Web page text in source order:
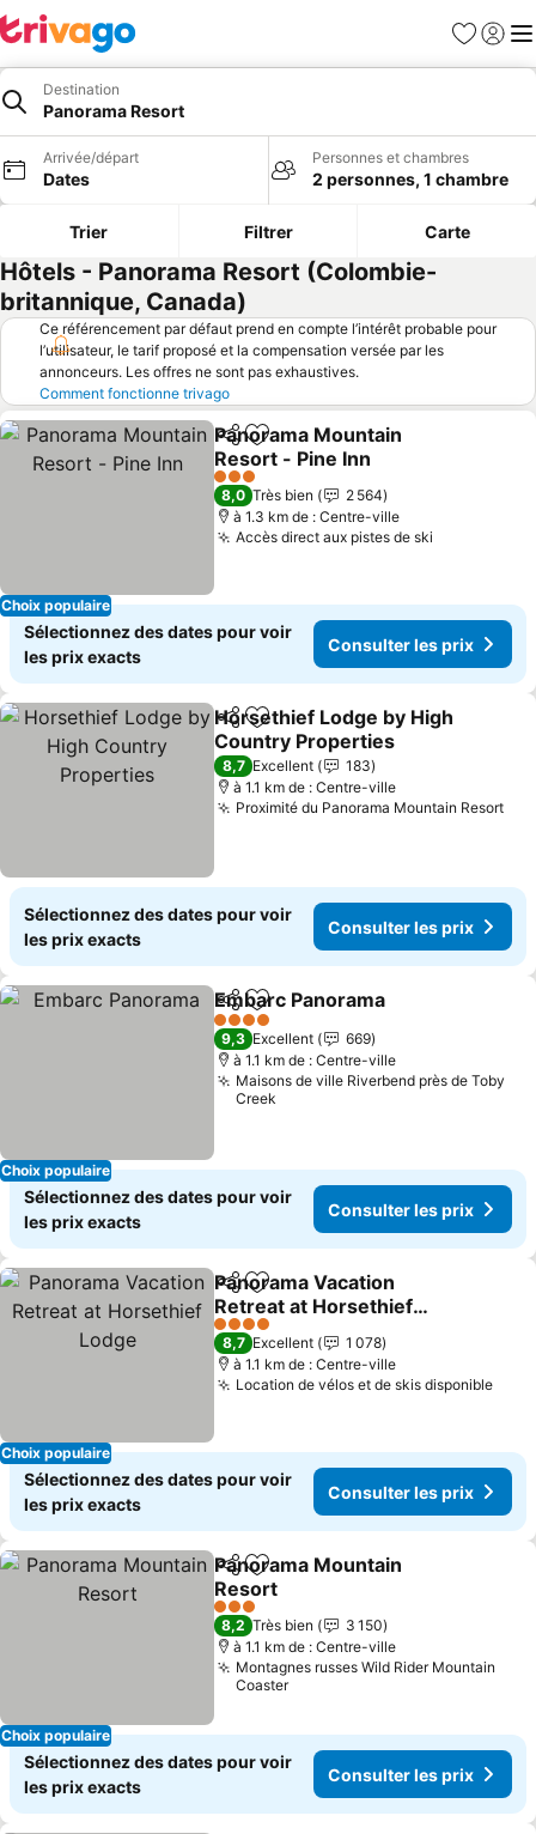
Favoris
Se
Destination
Panorama Resort
Arrivée/départ
Dates
Personnes et chambres
2 personnes, 1 chambre
Trier Filtrer Carte
Hôtels - Panorama Resort (Colombie-
britannique, Canada)
Ce référencement par défaut prend en compte l’intérêt probable pour
l’utilisateur, le tarif proposé et la compensation versée par les
annonceurs. Les offres ne sont pas exhaustives.
Comment fonctionne trivago
Choix populaire
PartagerAjouter à mes favoris
Panorama Mountain
Resort - Pine Inn
3 Étoiles
8,0 Très bien
2 564
à 1.3 km de : Centre-ville
Accès direct aux pistes de ski
Sélectionnez des dates pour voir
les prix exacts
Consulter les prix
PartagerAjouter à mes favoris
Horsethief Lodge by High
Country Properties
8,7 Excellent
183
à 1.1 km de : Centre-ville
Proximité du Panorama Mountain Resort
Sélectionnez des dates pour voir
les prix exacts
Consulter les prix
Choix populaire
PartagerAjouter à mes favoris
Embarc Panorama
4 Étoiles
9,3 Excellent
669
à 1.1 km de : Centre-ville
Maisons de ville Riverbend près de Toby
Creek
Sélectionnez des dates pour voir
les prix exacts
Consulter les prix
Choix populaire
PartagerAjouter à mes favoris
Panorama Vacation
Retreat at Horsethief
Lodge
4 Étoiles
8,7 Excellent
1 078
à 1.1 km de : Centre-ville
Location de vélos et de skis disponible
Sélectionnez des dates pour voir
les prix exacts
Consulter les prix
Choix populaire
PartagerAjouter à mes favoris
Panorama Mountain
Resort
3 Étoiles
8,2 Très bien
3 150
à 1.1 km de : Centre-ville
Montagnes russes Wild Rider Mountain
Coaster
Sélectionnez des dates pour voir
les prix exacts
Consulter les prix